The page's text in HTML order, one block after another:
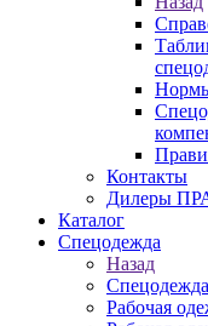
Контакты
Дилеры
Каталог
Спецодежда
Назад
Спецодежда
Рабочая